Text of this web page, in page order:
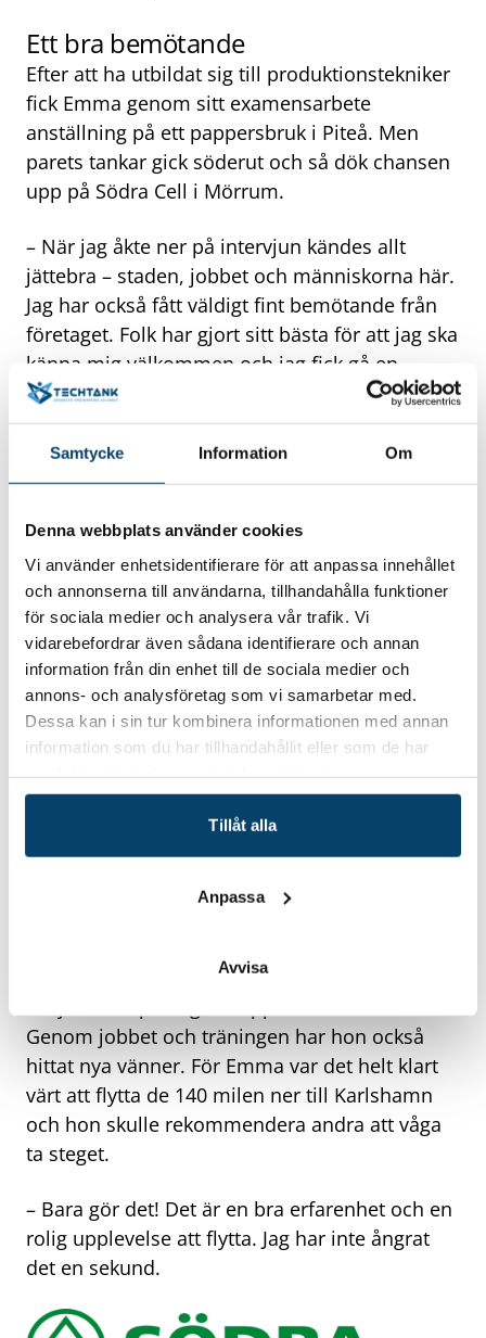
Samtycke Information Om
Denna webbplats använder cookies
Vi använder enhetsidentifierare för att anpassa innehållet
och annonserna till användarna, tillhandahålla funktioner
för sociala medier och analysera vår trafik. Vi
vidarebefordrar även sådana identifierare och annan
information från din enhet till de sociala medier och
annons- och analysföretag som vi samarbetar med.
Dessa kan i sin tur kombinera informationen med annan
information som du har tillhandahållit eller som de har
Tillåt alla
Anpassa
Avvisa
Ett bra bemötande
Efter att ha utbildat sig till produktionstekniker
fick Emma genom sitt examensarbete
anställning på ett pappersbruk i Piteå. Men
parets tankar gick söderut och så dök chansen
upp på Södra Cell i Mörrum.
– När jag åkte ner på intervjun kändes allt
jättebra – staden, jobbet och människorna här.
Jag har också fått väldigt fint bemötande från
företaget. Folk har gjort sitt bästa för att jag ska
känna mig välkommen och jag fick gå en
introduktion och en utbildning som var väldigt
bra uppstyrd. Sedan får du lov att ta det i din
egen takt här, så jag kände aldrig någon stress
över att komma som ny.
Ett företag där man kan utvecklas
I dag har Emma ansvar över en avdelning på
en av de två produktionslinjerna, men har som
mål att lära sig två avdelningar till. Hon jobbar
mycket från ett kontrollrum, men är även ute i
fabriken för dagliga kontroller och
arbetsuppgifter.
– Vi jobbar som ett team tillsammans och det
är roligt. Södra Cell känns verkligen som ett
företag där det går att utvecklas, säger hon.
Värt en flytt på 140 mil
packar gärna med sig lunch i en väska för att
Genom jobbet och träningen har hon också
hittat nya vänner. För Emma var det helt klart
värt att flytta de 140 milen ner till Karlshamn
och hon skulle rekommendera andra att våga
ta steget.
– Bara gör det! Det är en bra erfarenhet och en
rolig upplevelse att flytta. Jag har inte ångrat
det en sekund.